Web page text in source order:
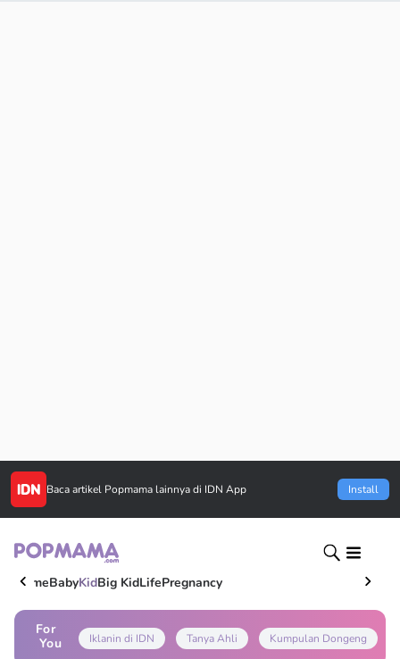
Baca artikel Popmama lainnya di IDN App Install
HomeBabyKidBig KidLifePregnancy
For
You
Iklanin di IDN Tanya Ahli Kumpulan Dongeng